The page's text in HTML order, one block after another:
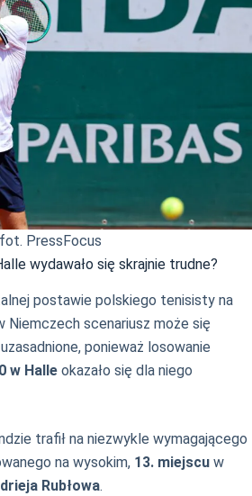
fot. PressFocus
wydawało się skrajnie trudne?
postawie polskiego tenisisty na
Niemczech scenariusz może się
ponieważ losowanie
w Halle okazało się dla niego
trafił na niezwykle wymagającego
na wysokim, 13. miejscu w
Rubłowa.